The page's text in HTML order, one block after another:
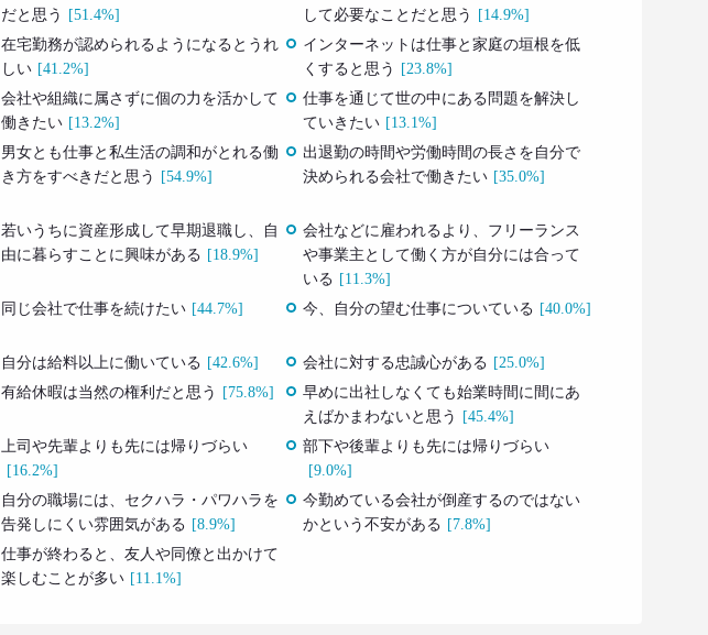
だと思う
[51.4%]
して必要なことだと思う
[14.9%]
在宅勤務が認められるようになるとうれ
しい [41.2%]
インターネットは仕事と家庭の垣根を低
くすると思う
[23.8%]
会社や組織に属さずに個の力を活かして
働きたい [13.2%]
仕事を通じて世の中にある問題を解決し
ていきたい [13.1%]
男女とも仕事と私生活の調和がとれる働
き方をすべきだと思う
[54.9%]
出退勤の時間や労働時間の長さを自分で
決められる会社で働きたい [35.0%]
若いうちに資産形成して早期退職し、自
由に暮らすことに興味がある [18.9%]
会社などに雇われるより、フリーランス
や事業主として働く方が自分には合って
いる [11.3%]
同じ会社で仕事を続けたい [44.7%] 今、自分の望む仕事についている [40.0%]
自分は給料以上に働いている [42.6%] 会社に対する忠誠心がある [25.0%]
有給休暇は当然の権利だと思う [75.8%]
早めに出社しなくても始業時間に間にあ
えばかまわないと思う
[45.4%]
上司や先輩よりも先には帰りづらい
[16.2%]
部下や後輩よりも先には帰りづらい
[9.0%]
自分の職場には、セクハラ・パワハラを
告発しにくい雰囲気がある [8.9%]
今勤めている会社が倒産するのではない
かという不安がある [7.8%]
仕事が終わると、友人や同僚と出かけて
楽しむことが多い [11.1%]